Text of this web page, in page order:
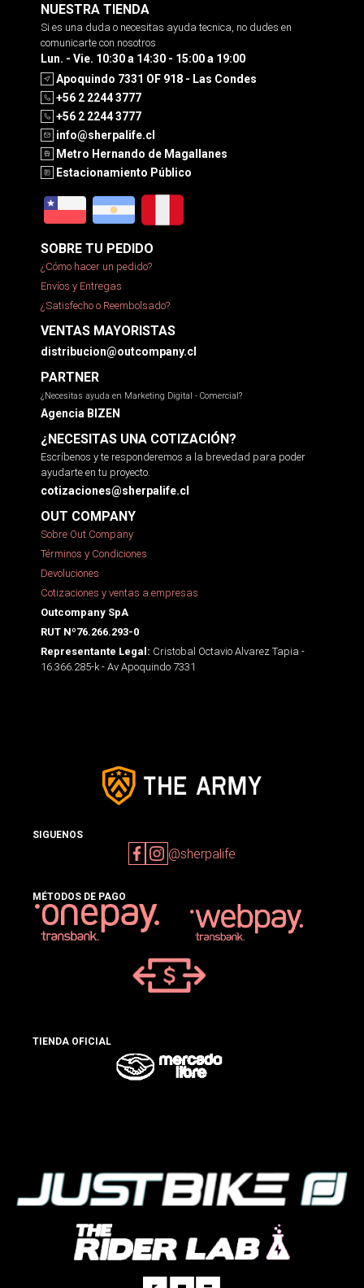
NUESTRA TIENDA
Si es una duda o necesitas ayuda tecnica, no dudes en
comunicarte con nosotros
Lun. - Vie. 10:30 a 14:30 - 15:00 a 19:00
Apoquindo 7331 OF 918 - Las Condes
+56 2 2244 3777
+56 2 2244 3777
info@sherpalife.cl
Metro Hernando de Magallanes
Estacionamiento Público
SOBRE TU PEDIDO
¿Cómo hacer un pedido?
Envíos y Entregas
¿Satisfecho o Reembolsado?
VENTAS MAYORISTAS
distribucion@outcompany.cl
PARTNER
¿Necesitas ayuda en Marketing Digital - Comercial?
Agencia BIZEN
¿NECESITAS UNA COTIZACIÓN?
Escríbenos y te responderemos a la brevedad para poder
ayudarte en tu proyecto.
cotizaciones@sherpalife.cl
OUT COMPANY
Sobre Out Company
Términos y Condiciones
Devoluciones
Cotizaciones y ventas a empresas
Outcompany SpA
RUT Nº76.266.293-0
Representante Legal: Cristobal Octavio Alvarez Tapia -
16.366.285-k - Av Apoquindo 7331
SIGUENOS
@sherpalife
MÉTODOS DE PAGO
TIENDA OFICIAL